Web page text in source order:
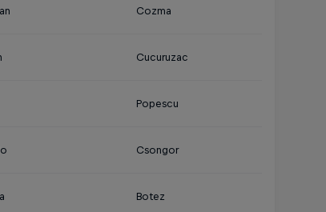
Cozma
Cucuruzac
Popescu
Csongor
Botez